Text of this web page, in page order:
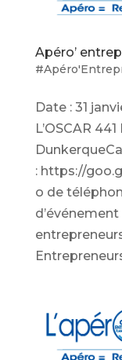
Apéro’
Date : 31
L’OSCAR
: https://
o de
d’événement